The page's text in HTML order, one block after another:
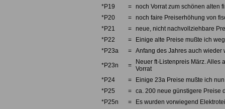
*P19
= noch Vorrat zum schönen alten
*P20
= noch faire Preiserhöhung von
*P21
= neue, nicht nachvollziehbare
*P22
=
Einige alte Preise mußte ich
*P23a
= Anfang des Jahres auch
*P23n =
Neuer ft-Listenpreis März. Alles
Vorrat
*P24
=
Einige 23a Preise mußte ich
*P25
= ca. 200 neue günstigere Preise
*P25n
=
Es wurden vorwiegend